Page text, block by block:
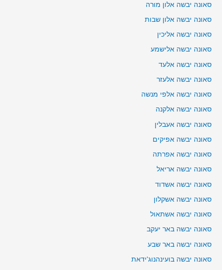
סאונה יבשה אלון מורה
סאונה יבשה אלון שבות
סאונה יבשה אליכין
סאונה יבשה אלישמע
סאונה יבשה אלעד
סאונה יבשה אלעזר
סאונה יבשה אלפי מנשה
סאונה יבשה אלקנה
סאונה יבשה אעבלין
סאונה יבשה אפיקים
סאונה יבשה אפרתה
סאונה יבשה אריאל
סאונה יבשה אשדוד
סאונה יבשה אשקלון
סאונה יבשה אשתאול
סאונה יבשה באר יעקב
סאונה יבשה באר שבע
סאונה יבשה בועינהנוג'ידאת